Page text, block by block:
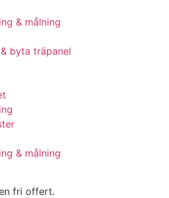
& målning
byta träpanel
& målning
fri offert.